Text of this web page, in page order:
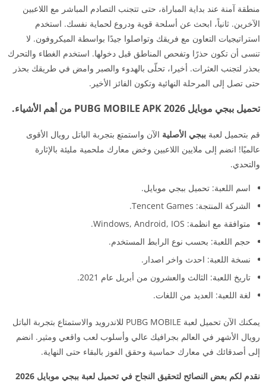
منطقة آمنة عند بداية المباراة، حتى تتجنب التصادم المباشر مع اللاعبين
الآخرين. ثانياً، ابحث عن أسلحة قوية ودروع لحماية نفسك. استخدم
استراتيجيات التعاون مع فريقك وتواصلوا جيدًا بواسطة الميكروفون. لا
تنسى أن تكون حذرًا وتفحص المناطق قبل دخولها. استخدم الغطاء والتحرك
بحذر لتجنب العثرات. أخيرا، تحلّى بالهدوء والصبر وامض في طريقك بحذر
حتى تصل إلى المرحلة النهائية وتكون الفائز الأخير.
تحميل ببجي موبايل PUBG MOBILE APK 2026 من أهم الأشياء.
قم بتحميل لعبة ببجي الأصلية الآن واستمتع بتجربة الباتل رويال الأقوى
عالميًا! انضم إلى ملايين اللاعبين وخض معارك ملحمية مليئة بالإثارة
والتحدي.
اسم اللعبة: تحميل ببجي موبايل.
الشركة المنتجة: Tencent Games.
متوافقة مع انظمة: Windows, Android, IOS.
حجم اللعبة: بحسب نوع الرابط المستخدم.
نسخة اللعبة: احدث واخر اصدار.
تاريخ اللعبة: الثالث والعشرون من أبريل عام 2021.
لغة اللعبة: العديد من اللغات.
يمكنك الآن تحميل لعبة PUBG MOBILE للاندرويد والاستمتاع بتجربة الباتل
رويال الأشهر في العالم بجرافيك عالي وأسلوب لعب واقعي ومثير. انضم
إلى أصدقائك في معارك حماسية وحقق الفوز بالبقاء حتى النهاية.
نقدم لكم بعض النصائح لتحقيق النجاح في تحميل لعبة ببجي موبايل 2026